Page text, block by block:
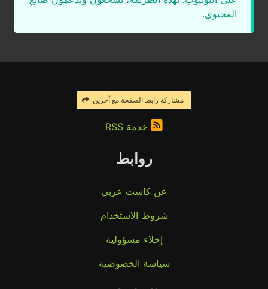
المحتوى.
مشاركة رابط الصفحة مع آخرين
خدمة RSS
روابط
عن كاست عربي
شروط الاستخدام
إخلاء مسؤولية
سياسة الخصوصية